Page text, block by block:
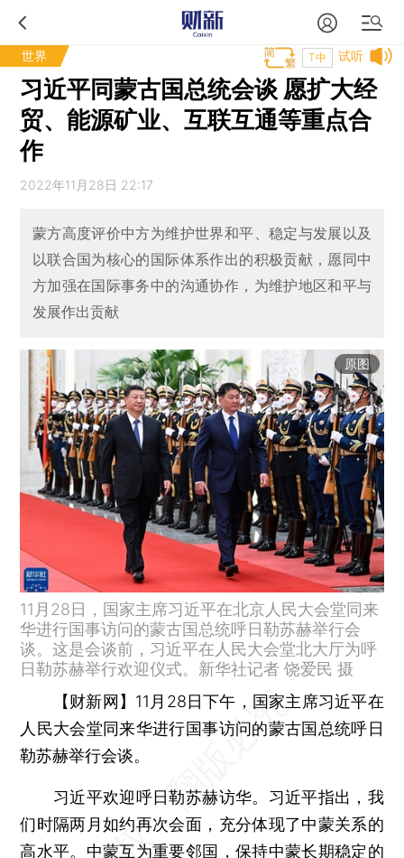
世界 试听
T中
习近平同蒙古国总统会谈 愿扩大经
贸、能源矿业、互联互通等重点合
作
2022年11月28日 22:17
蒙方高度评价中方为维护世界和平、稳定与发展以及
以联合国为核心的国际体系作出的积极贡献，愿同中
方加强在国际事务中的沟通协作，为维护地区和平与
发展作出贡献
原图
11月28日，国家主席习近平在北京人民大会堂同来
华进行国事访问的蒙古国总统呼日勒苏赫举行会
谈。这是会谈前，习近平在人民大会堂北大厅为呼
日勒苏赫举行欢迎仪式。新华社记者 饶爱民 摄
【财新网】 11月28日下午，国家主席习近平在
人民大会堂同来华进行国事访问的蒙古国总统呼日
勒苏赫举行会谈。
习近平欢迎呼日勒苏赫访华。习近平指出，我
们时隔两月如约再次会面，充分体现了中蒙关系的
高水平。中蒙互为重要邻国，保持中蒙长期稳定的